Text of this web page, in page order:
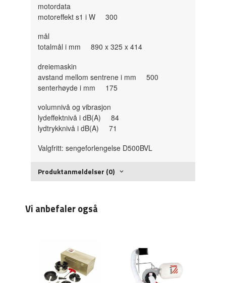
motordata
motoreffekt s1 i W 300
mål
totalmål i mm 890 x 325 x 414
dreiemaskin
avstand mellom sentrene i mm 500
senterhøyde i mm 175
volumnivå og vibrasjon
lydeffektnivå i dB(A) 84
lydtrykknivå i dB(A) 71
Valgfritt: sengeforlengelse D500BVL
Produktanmeldelser (0)
Vi anbefaler også